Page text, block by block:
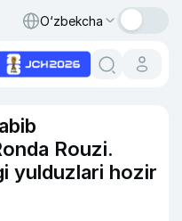
O‘zbekcha
Rouzi.
yulduzlari hozir